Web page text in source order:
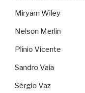
Miryam Wiley
Nelson Merlin
Plínio Vicente
Sandro Vaia
Sérgio Vaz